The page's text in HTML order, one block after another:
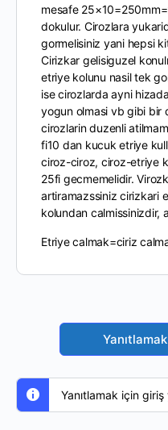
mesafe
dokulur. Cirozlara
gormelisiniz yani hepsi
Cirizkar gelisiguzel
etriye kolunu nasil tek
ise cirozlarda ayni
yogun olmasi vb gibi bir
cirozlarin duzenli
fi10 dan kucuk etriye
ciroz-ciroz, ciroz-etriye
25fi gecmemelidir.
artiramazssiniz cirizkari
kolundan calmissinizdir,
Etriye calmak=ciriz
Yanıtlamak için giriş